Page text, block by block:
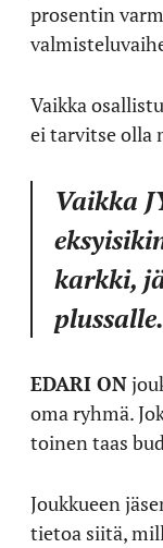
prosentin
Vaikka
ei tarvitse olla
Vaikka
karkki,
plussalle.
EDARI ON
oma ryhmä.
toinen taas
Joukkueen
tietoa siitä,